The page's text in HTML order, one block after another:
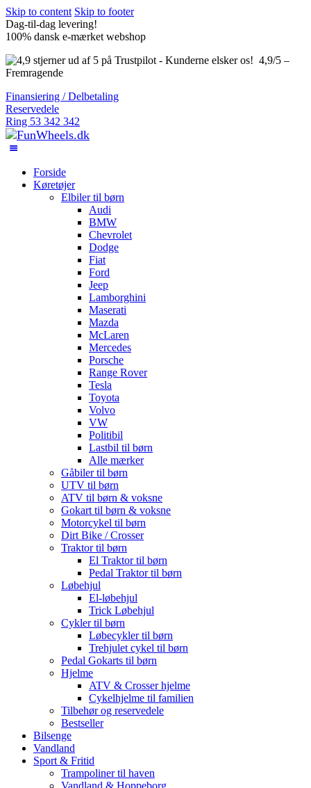
Skip to content Skip to footer
Dag-til-dag levering!
100% dansk e-mærket webshop
4,9/5 –
Fremragende
Finansiering / Delbetaling
Reservedele
Ring 53 342 342
Forside
Køretøjer
Elbiler til børn
Audi
BMW
Chevrolet
Dodge
Fiat
Ford
Jeep
Lamborghini
Maserati
Mazda
McLaren
Mercedes
Porsche
Range Rover
Tesla
Toyota
Volvo
VW
Politibil
Lastbil til børn
Alle mærker
Gåbiler til børn
UTV til børn
ATV til børn & voksne
Gokart til børn & voksne
Motorcykel til børn
Dirt Bike / Crosser
Traktor til børn
El Traktor til børn
Pedal Traktor til børn
Løbehjul
El-løbehjul
Trick Løbehjul
Cykler til børn
Løbecykler til børn
Trehjulet cykel til børn
Pedal Gokarts til børn
Hjelme
ATV & Crosser hjelme
Cykelhjelme til familien
Tilbehør og reservedele
Bestseller
Bilsenge
Vandland
Sport & Fritid
Trampoliner til haven
Vandland & Hoppeborg